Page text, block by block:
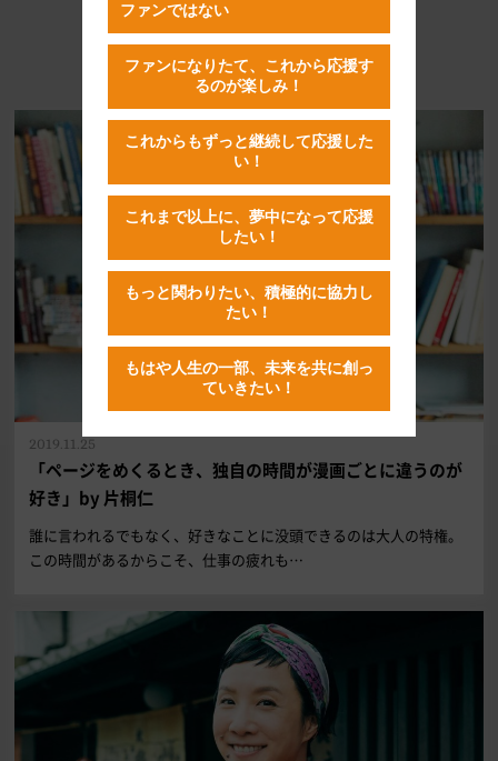
RECOMMENDED
おすすめの記事はこちら
「ページをめくるとき、独自の時間が漫画ごとに違うのが
好き」by 片桐仁
2019.11.25
誰に言われるでもなく、好きなことに没頭できるのは大人の特権。
この時間があるからこそ、仕事の疲れも…
ファンではない
ファンになりたて、これから応援す
るのが楽しみ！
これからもずっと継続して応援した
い！
これまで以上に、夢中になって応援
したい！
もっと関わりたい、積極的に協力し
たい！
もはや人生の一部、未来を共に創っ
ていきたい！